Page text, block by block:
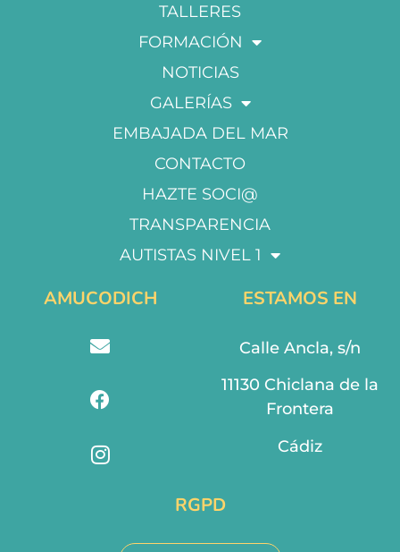
TALLERES
FORMACIÓN
NOTICIAS
GALERÍAS
EMBAJADA DEL MAR
CONTACTO
HAZTE SOCI@
TRANSPARENCIA
AUTISTAS NIVEL 1
AMUCODICH ESTAMOS EN
Calle Ancla, s/n
11130 Chiclana de la
Frontera
Cádiz
RGPD